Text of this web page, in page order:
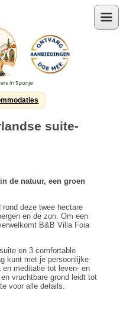
Menu
suite-
de natuur, een groen
deze twee hectare
en de zon. Om een
B&B Villa Foia
en 3 comfortable
kunt met je persoonlijke
meditatie tot leven- en
vruchtbare grond leidt tot
voor alle details.